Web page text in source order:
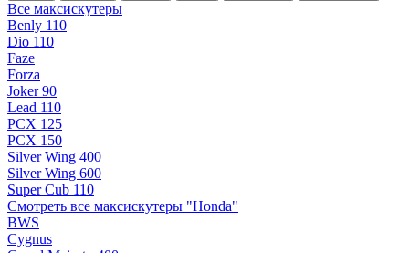
Все максискутеры
Benly 110
Dio 110
Faze
Forza
Joker 90
Lead 110
PCX 125
PCX 150
Silver Wing 400
Silver Wing 600
Super Cub 110
Смотреть все максискутеры "Honda"
BWS
Cygnus